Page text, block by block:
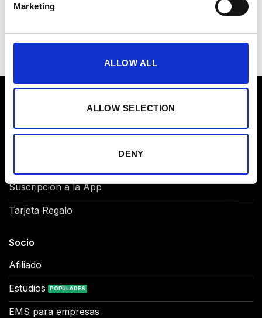
Marketing
ALLOW ALL
ALLOW SELECTION
DENY
Suscripción a la App
Tarjeta Regalo
Socio
Afiliado
Estudios
EMS para empresas